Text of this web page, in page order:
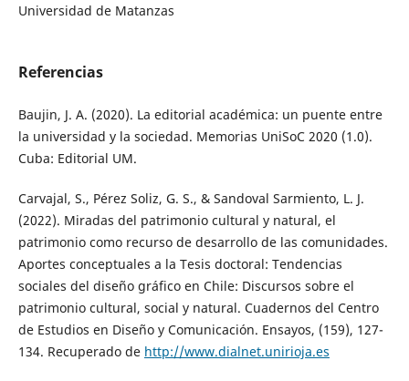
Universidad de Matanzas
Referencias
Baujin, J. A. (2020). La editorial académica: un puente entre
la universidad y la sociedad. Memorias UniSoC 2020 (1.0).
Cuba: Editorial UM.
Carvajal, S., Pérez Soliz, G. S., & Sandoval Sarmiento, L. J.
(2022). Miradas del patrimonio cultural y natural, el
patrimonio como recurso de desarrollo de las comunidades.
Aportes conceptuales a la Tesis doctoral: Tendencias
sociales del diseño gráfico en Chile: Discursos sobre el
patrimonio cultural, social y natural. Cuadernos del Centro
de Estudios en Diseño y Comunicación. Ensayos, (159), 127-
134. Recuperado de http://www.dialnet.unirioja.es